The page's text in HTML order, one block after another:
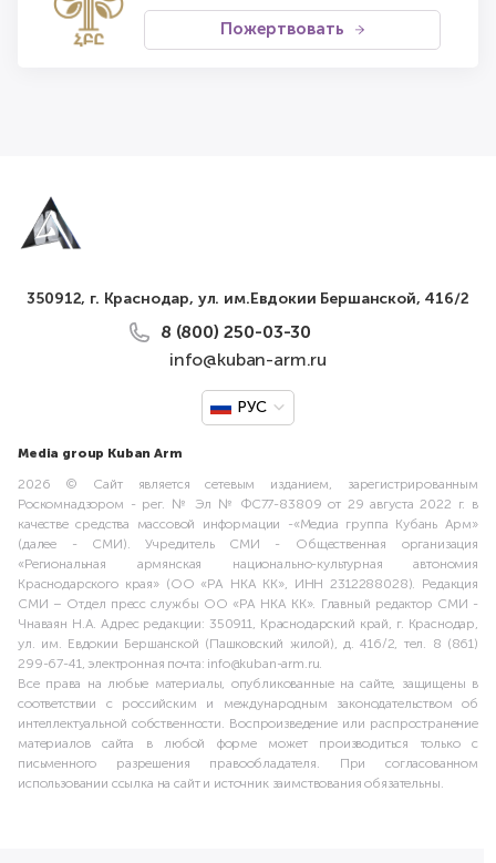
Пожертвовать
350912, г. Краснодар, ул. им.Евдокии Бершанской, 416/2
8 (800) 250-03-30
info@kuban-arm.ru
РУС
Media group Kuban Arm
2026 © Сайт является сетевым изданием, зарегистрированным
Роскомнадзором - рег. № Эл № ФС77-83809 от 29 августа 2022 г. в
качестве средства массовой информации -«Медиа группа Кубань Арм»
(далее - СМИ). Учредитель СМИ - Общественная организация
«Региональная армянская национально-культурная автономия
Краснодарского края» (ОО «РА НКА КК», ИНН 2312288028). Редакция
СМИ – Отдел пресс службы ОО «РА НКА КК». Главный редактор СМИ -
Чнаваян Н.А. Адрес редакции: 350911, Краснодарский край, г. Краснодар,
ул. им. Евдокии Бершанской (Пашковский жилой), д. 416/2, тел. 8 (861)
299-67-41, электронная почта: info@kuban-arm.ru.
Все права на любые материалы, опубликованные на сайте, защищены в
соответствии с российским и международным законодательством об
интеллектуальной собственности. Воспроизведение или распространение
материалов сайта в любой форме может производиться только с
письменного разрешения правообладателя. При согласованном
использовании ссылка на сайт и источник заимствования обязательны.